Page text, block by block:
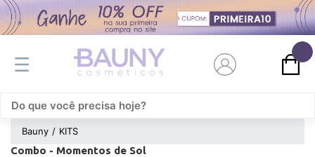
Bauny KITS
Combo - Momentos de Sol